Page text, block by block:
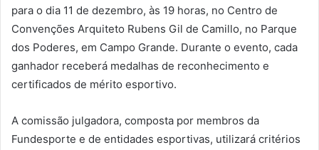
para o dia 11 de dezembro, às 19 horas, no Centro de
Convenções Arquiteto Rubens Gil de Camillo, no Parque
dos Poderes, em Campo Grande. Durante o evento, cada
ganhador receberá medalhas de reconhecimento e
certificados de mérito esportivo.
A comissão julgadora, composta por membros da
Fundesporte e de entidades esportivas, utilizará critérios